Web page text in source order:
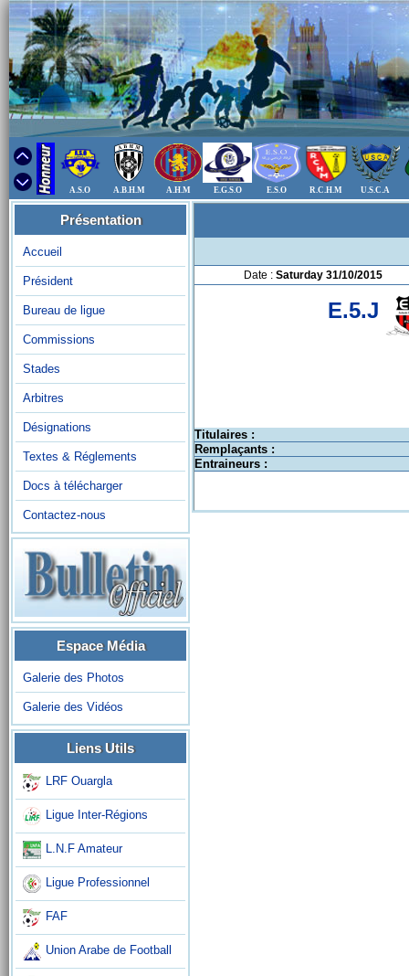
A.S.O A.B.H.M A.H.M E.G.S.O E.S.O R.C.H.M U.S.C.A
Présentation
Accueil
Président
Bureau de ligue
Commissions
Stades
Arbitres
Désignations
Textes & Réglements
Docs à télécharger
Contactez-nous
Espace Média
Galerie des Photos
Galerie des Vidéos
Liens Utils
LRF Ouargla
Ligue Inter-Régions
L.N.F Amateur
Ligue Professionnel
FAF
Union Arabe de Football
Date : Saturday 31/10/2015
E.5.J
Titulaires :
Remplaçants :
Entraineurs :